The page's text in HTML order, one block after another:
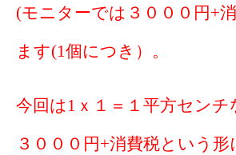
(モニターでは３０００円+
ます(1個につき）。
今回は1ｘ１＝１平方センチ
３０００円+消費税という形